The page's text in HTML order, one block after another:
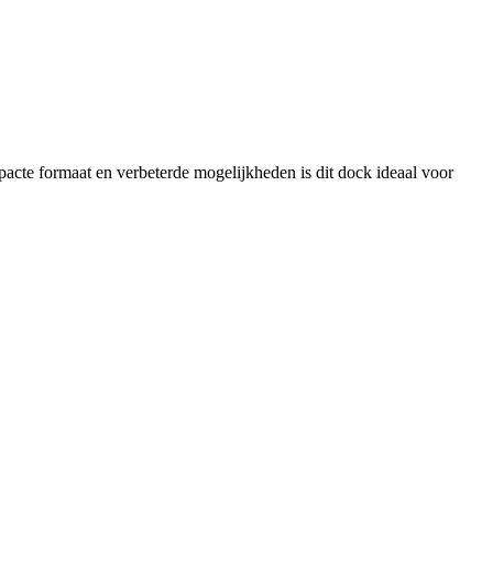
formaat en verbeterde mogelijkheden is dit dock ideaal voor